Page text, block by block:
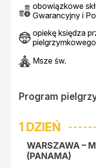
obowiązkowe
Gwarancyjny i
opiekę księdza
pielgrzymkowego
Msze św.
Program
1 DZIEŃ
WARSZAWA –
(PANAMA)